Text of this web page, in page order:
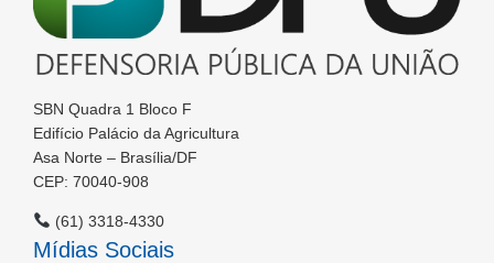
SBN Quadra 1 Bloco F
Edifício Palácio da Agricultura
Asa Norte – Brasília/DF
CEP: 70040-908
(61) 3318-4330
Mídias Sociais